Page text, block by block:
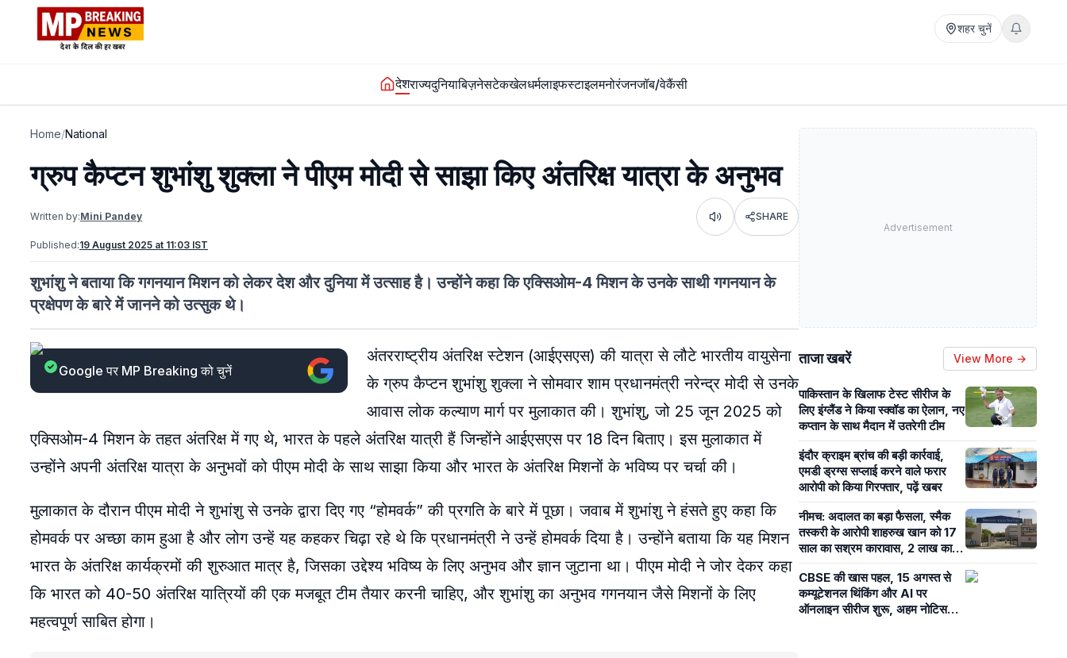
शहर चुनें
देशराज्यदुनियाबिज़नेसटेकखेलधर्मलाइफस्टाइलमनोरंजनजॉब/वेकैंसी
Home/National
ग्रुप कैप्टन शुभांशु शुक्ला ने पीएम मोदी से साझा किए अंतरिक्ष यात्रा के अनुभव
Written by:Mini Pandey Listen SHARE
Published:19 August 2025 at 11:03 IST
शुभांशु ने बताया कि गगनयान मिशन को लेकर देश और दुनिया में उत्साह है। उन्होंने कहा कि एक्सिओम-4 मिशन के उनके साथी गगनयान के
प्रक्षेपण के बारे में जानने को उत्सुक थे।
Google पर MP Breaking को चुनें
अंतरराष्ट्रीय अंतरिक्ष स्टेशन (आईएसएस) की यात्रा से लौटे भारतीय वायुसेना
के ग्रुप कैप्टन शुभांशु शुक्ला ने सोमवार शाम प्रधानमंत्री नरेन्द्र मोदी से उनके
आवास लोक कल्याण मार्ग पर मुलाकात की। शुभांशु, जो 25 जून 2025 को
एक्सिओम-4 मिशन के तहत अंतरिक्ष में गए थे, भारत के पहले अंतरिक्ष यात्री हैं जिन्होंने आईएसएस पर 18 दिन बिताए। इस मुलाकात में
उन्होंने अपनी अंतरिक्ष यात्रा के अनुभवों को पीएम मोदी के साथ साझा किया और भारत के अंतरिक्ष मिशनों के भविष्य पर चर्चा की।
मुलाकात के दौरान पीएम मोदी ने शुभांशु से उनके द्वारा दिए गए “होमवर्क” की प्रगति के बारे में पूछा। जवाब में शुभांशु ने हंसते हुए कहा कि
होमवर्क पर अच्छा काम हुआ है और लोग उन्हें यह कहकर चिढ़ा रहे थे कि प्रधानमंत्री ने उन्हें होमवर्क दिया है। उन्होंने बताया कि यह मिशन
भारत के अंतरिक्ष कार्यक्रमों की शुरुआत मात्र है, जिसका उद्देश्य भविष्य के लिए अनुभव और ज्ञान जुटाना था। पीएम मोदी ने जोर देकर कहा
कि भारत को 40-50 अंतरिक्ष यात्रियों की एक मजबूत टीम तैयार करनी चाहिए, और शुभांशु का अनुभव गगनयान जैसे मिशनों के लिए
महत्वपूर्ण साबित होगा।
Advertisement
ताजा खबरें View More →
पाकिस्तान के खिलाफ टेस्ट सीरीज के
लिए इंग्लैंड ने किया स्क्वॉड का ऐलान, नए
कप्तान के साथ मैदान में उतरेगी टीम
इंदौर क्राइम ब्रांच की बड़ी कार्रवाई,
एमडी ड्रग्स सप्लाई करने वाले फरार
आरोपी को किया गिरफ्तार, पढ़ें खबर
नीमच: अदालत का बड़ा फैसला, स्मैक
तस्करी के आरोपी शाहरुख खान को 17
साल का सश्रम कारावास, 2 लाख का
जुर्माना भी
CBSE की खास पहल, 15 अगस्त से
कम्यूटेशनल थिंकिंग और AI पर
ऑनलाइन सीरीज शुरू, अहम नोटिस